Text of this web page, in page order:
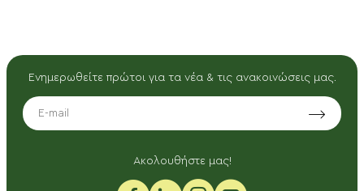
Ενημερωθείτε πρώτοι για τα νέα & τις ανακοινώσεις μας.
EMAIL
Aκολουθήστε μας!